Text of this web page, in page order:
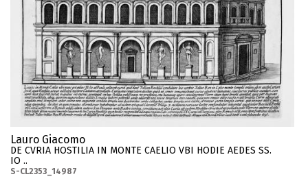
Lauro Giacomo
DE CVRIA HOSTILIA IN MONTE CAELIO VBI HODIE AEDES SS.
IO ..
S-CL2353_14987